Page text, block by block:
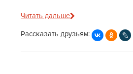
Читать дальше
Рассказать друзьям: